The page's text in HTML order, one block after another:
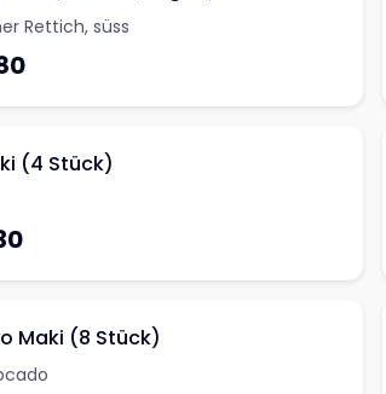
Rettich, süss
(4 Stück)
Maki (8 Stück)